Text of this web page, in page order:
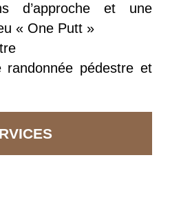
d’approche et une
« One Putt »
randonnée pédestre et